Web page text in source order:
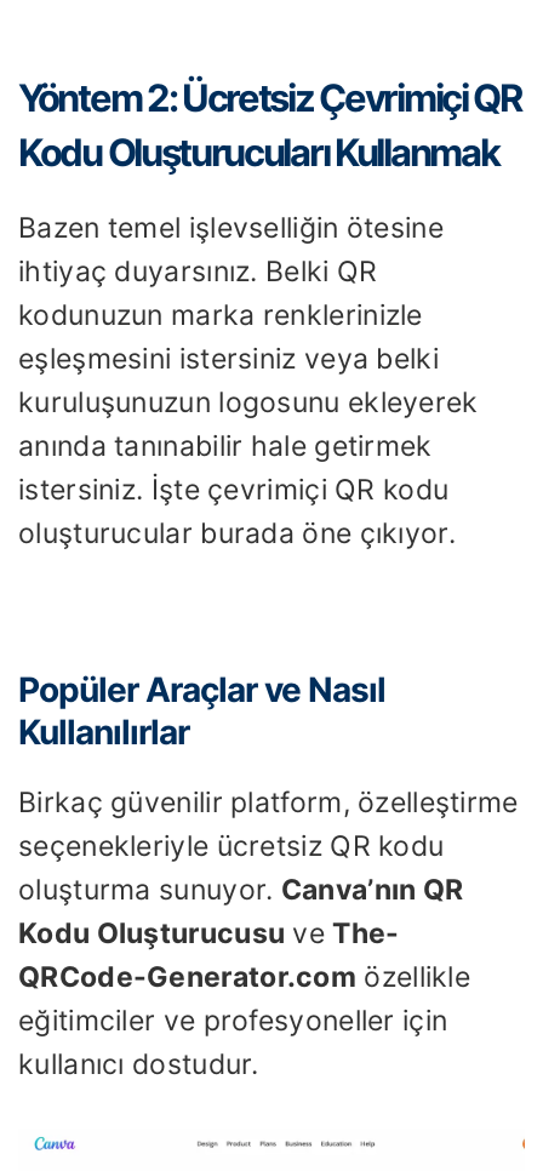
Yöntem 2: Ücretsiz Çevrimiçi QR
Kodu Oluşturucuları Kullanmak
Bazen temel işlevselliğin ötesine
ihtiyaç duyarsınız. Belki QR
kodunuzun marka renklerinizle
eşleşmesini istersiniz veya belki
kuruluşunuzun logosunu ekleyerek
anında tanınabilir hale getirmek
istersiniz. İşte çevrimiçi QR kodu
oluşturucular burada öne çıkıyor.
Popüler Araçlar ve Nasıl
Kullanılırlar
Birkaç güvenilir platform, özelleştirme
seçenekleriyle ücretsiz QR kodu
oluşturma sunuyor. Canva’nın QR
Kodu Oluşturucusu veThe-
QRCode-Generator.com özellikle
eğitimciler ve profesyoneller için
kullanıcı dostudur.